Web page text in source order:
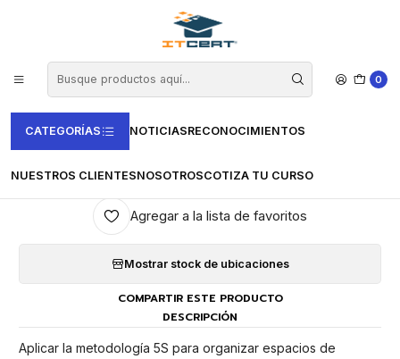
0
CATEGORÍAS NOTICIASRECONOCIMIENTOS
NUESTROS CLIENTESNOSOTROSCOTIZA TU CURSO
Curso de Metodología 5S y Eliminación de Desperdicios
Curso de Metodología 5S y
Eliminación de Desperdicios
Agregar a la lista de favoritos
Mostrar stock de ubicaciones
COMPARTIR ESTE PRODUCTO
DESCRIPCIÓN
Aplicar la metodología 5S para organizar espacios de